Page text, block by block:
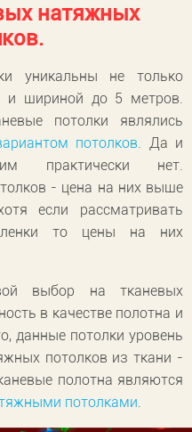
натяжных
уникальны не только
и шириной до 5 метров.
потолки являлись
потолков. Да и
практически нет.
- цена на них выше
если рассматривать
то цены на них
выбор на тканевых
в качестве полотна и
данные потолки уровень
потолков из ткани -
полотна являются
потолками.